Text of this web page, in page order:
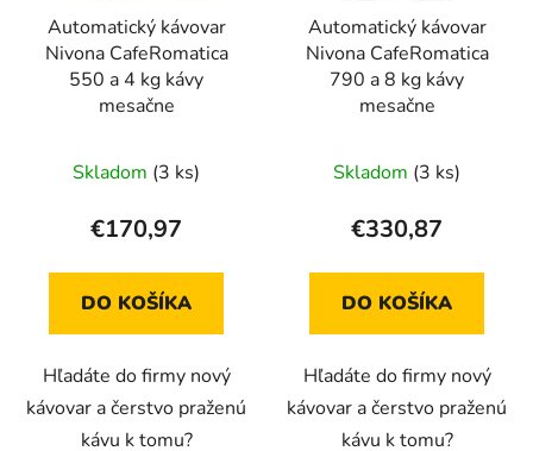
Automatický kávovar
Nivona CafeRomatica
550 a 4 kg kávy
mesačne
Skladom (3 ks)
€170,97
DO KOŠÍKA
Hľadáte do firmy nový
kávovar a čerstvo praženú
kávu k tomu?
Automatický kávovar
Nivona CafeRomatica
790 a 8 kg kávy
mesačne
Skladom (3 ks)
€330,87
DO KOŠÍKA
Hľadáte do firmy nový
kávovar a čerstvo praženú
kávu k tomu?